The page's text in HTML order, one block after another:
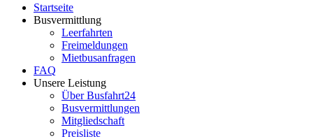
Startseite
Busvermittlung
Leerfahrten
Freimeldungen
Mietbusanfragen
FAQ
Unsere Leistung
Über Busfahrt24
Busvermittlungen
Mitgliedschaft
Preisliste